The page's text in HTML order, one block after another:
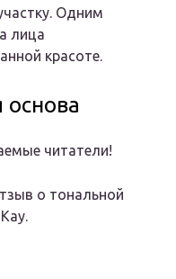
Одним
лица
красоте.
основа
читатели!
о тональной